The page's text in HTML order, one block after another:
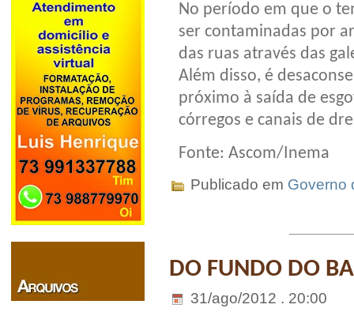
No período em que o
ser contaminadas por
das ruas através das
Além disso, é
próximo à saída de
córregos e canais de
Fonte: Ascom/Inema
Publicado em Governo
DO FUNDO DO
31/ago/2012 . 20:00